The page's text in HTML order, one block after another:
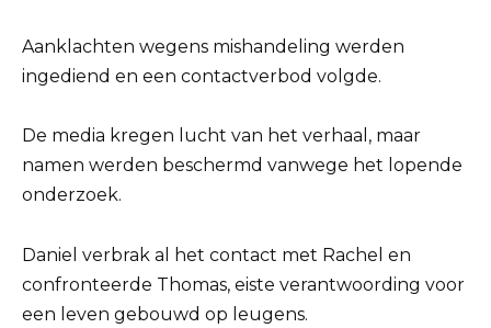
Aanklachten wegens mishandeling werden
ingediend en een contactverbod volgde.
De media kregen lucht van het verhaal, maar
namen werden beschermd vanwege het lopende
onderzoek.
Daniel verbrak al het contact met Rachel en
confronteerde Thomas, eiste verantwoording voor
een leven gebouwd op leugens.